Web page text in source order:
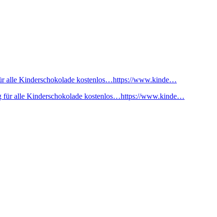
alle Kinderschokolade kostenlos…https://www.kinde…
für alle Kinderschokolade kostenlos…https://www.kinde…